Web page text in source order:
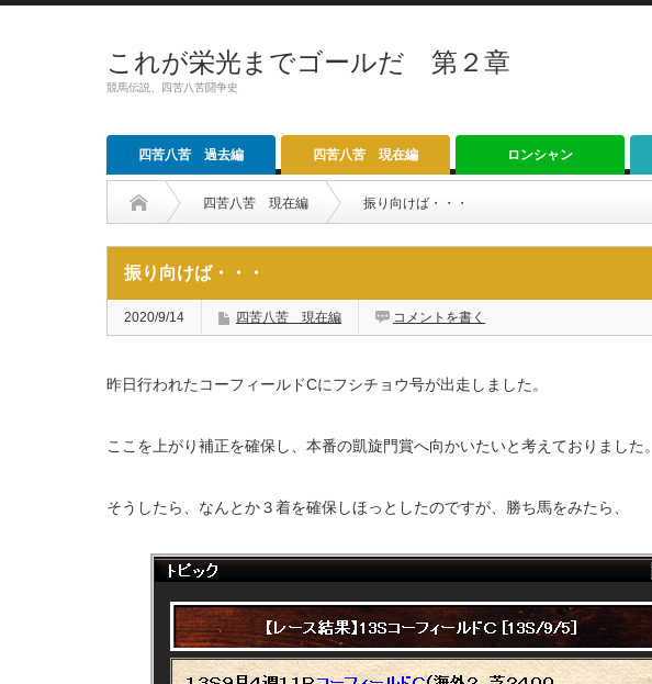
これが栄光までゴールだ 第２章
競馬伝説、四苦八苦闘争史
四苦八苦 過去編 四苦八苦 現在編 ロンシャン
四苦八苦 現在編 振り向けば・・・
振り向けば・・・
2020/9/14 四苦八苦 現在編 コメントを書く
昨日行われたコーフィールドCにフシチョウ号が出走しました。
ここを上がり補正を確保し、本番の凱旋門賞へ向かいたいと考えておりました。
そうしたら、なんとか３着を確保しほっとしたのですが、勝ち馬をみたら、